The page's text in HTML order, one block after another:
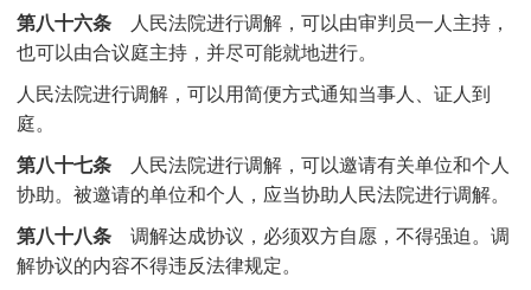
第八十六条 人民法院进行调解，可以由审判员一人主持，
也可以由合议庭主持，并尽可能就地进行。
人民法院进行调解，可以用简便方式通知当事人、证人到
庭。
第八十七条 人民法院进行调解，可以邀请有关单位和个人
协助。被邀请的单位和个人，应当协助人民法院进行调解。
第八十八条调解达成协议，必须双方自愿，不得强迫。调
解协议的内容不得违反法律规定。